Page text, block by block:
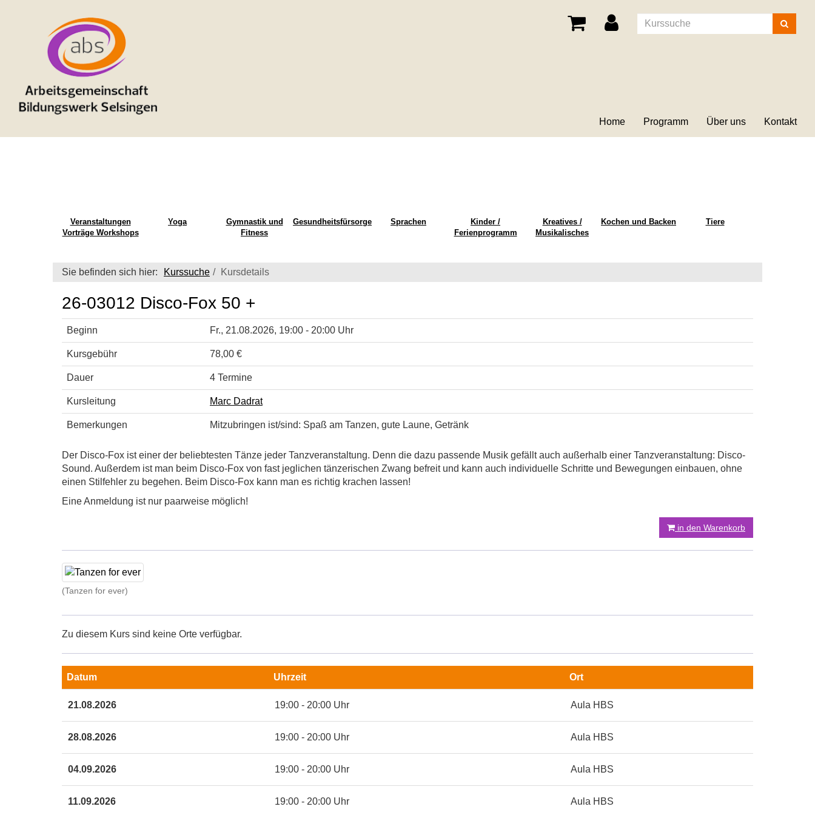
Kurse
suchen
Home Programm Über uns Kontakt
Veranstaltungen
Vorträge Workshops
Yoga
Gymnastik und
Fitness
Gesundheitsfürsorge Sprachen
Kinder /
Ferienprogramm
Kreatives /
Musikalisches
Kochen und Backen Tiere
Sie befinden sich hier: Kurssuche Kursdetails
26-03012 Disco-Fox 50 +
Beginn Fr., 21.08.2026, 19:00 - 20:00 Uhr
Kursgebühr 78,00 €
Dauer 4 Termine
Kursleitung Marc Dadrat
Bemerkungen Mitzubringen ist/sind: Spaß am Tanzen, gute Laune, Getränk
Der Disco-Fox ist einer der beliebtesten Tänze jeder Tanzveranstaltung. Denn die dazu passende Musik gefällt auch außerhalb einer Tanzveranstaltung: Disco-
Sound. Außerdem ist man beim Disco-Fox von fast jeglichen tänzerischen Zwang befreit und kann auch individuelle Schritte und Bewegungen einbauen, ohne
einen Stilfehler zu begehen. Beim Disco-Fox kann man es richtig krachen lassen!
Eine Anmeldung ist nur paarweise möglich!
in den Warenkorb
(Tanzen for ever)
Zu diesem Kurs sind keine Orte verfügbar.
zum
diesen
Kurs
Datum Uhrzeit Ort
21.08.2026 19:00 - 20:00 Uhr Aula HBS
28.08.2026 19:00 - 20:00 Uhr Aula HBS
04.09.2026 19:00 - 20:00 Uhr Aula HBS
11.09.2026 19:00 - 20:00 Uhr Aula HBS